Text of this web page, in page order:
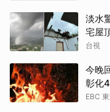
淡水
宅屋
台視
今晚
彰化
EBC